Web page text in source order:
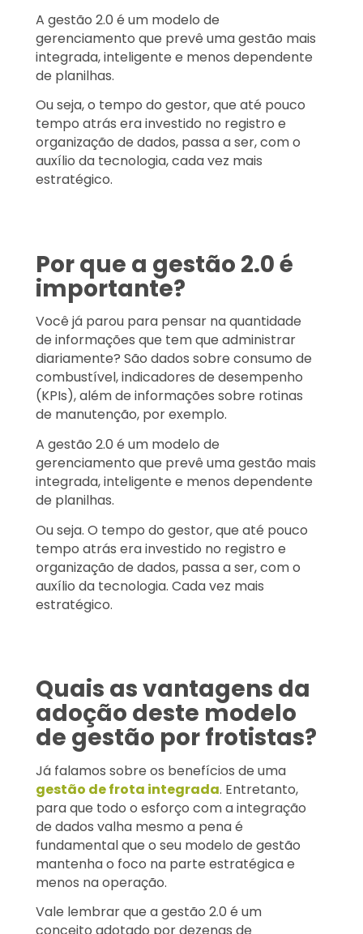
A gestão 2.0 é um modelo de
gerenciamento que prevê uma gestão mais
integrada, inteligente e menos dependente
de planilhas.
Ou seja, o tempo do gestor, que até pouco
tempo atrás era investido no registro e
organização de dados, passa a ser, com o
auxílio da tecnologia, cada vez mais
estratégico.
Por que a gestão 2.0 é
importante?
Você já parou para pensar na quantidade
de informações que tem que administrar
diariamente? São dados sobre consumo de
combustível, indicadores de desempenho
(KPIs), além de informações sobre rotinas
de manutenção, por exemplo.
A gestão 2.0 é um modelo de
gerenciamento que prevê uma gestão mais
integrada, inteligente e menos dependente
de planilhas.
Ou seja. O tempo do gestor, que até pouco
tempo atrás era investido no registro e
organização de dados, passa a ser, com o
auxílio da tecnologia. Cada vez mais
estratégico.
Quais as vantagens da
adoção deste modelo
de gestão por frotistas?
Já falamos sobre os benefícios de uma
gestão de frota integrada. Entretanto,
para que todo o esforço com a integração
de dados valha mesmo a pena é
fundamental que o seu modelo de gestão
mantenha o foco na parte estratégica e
menos na operação.
Vale lembrar que a gestão 2.0 é um